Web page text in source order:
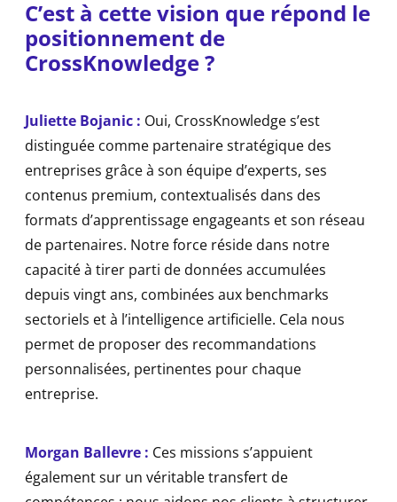
C’est à cette vision que répond le
positionnement de
CrossKnowledge ?
Juliette Bojanic : Oui, CrossKnowledge s’est
distinguée comme partenaire stratégique des
entreprises grâce à son équipe d’experts, ses
contenus premium, contextualisés dans des
formats d’apprentissage engageants et son réseau
de partenaires. Notre force réside dans notre
capacité à tirer parti de données accumulées
depuis vingt ans, combinées aux benchmarks
sectoriels et à l’intelligence artificielle. Cela nous
permet de proposer des recommandations
personnalisées, pertinentes pour chaque
entreprise.
Morgan Ballevre : Ces missions s’appuient
également sur un véritable transfert de